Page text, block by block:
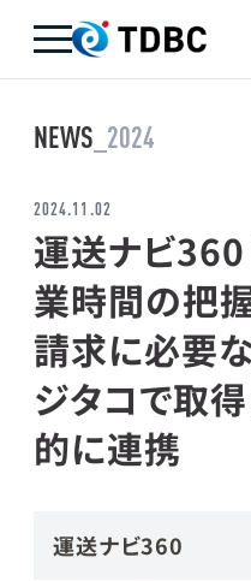
TDBC
NEWS _2024
2024.11.02
運送ナビ360
業時間の把
請求に必要
ジタコで取
的に連携
運送ナビ360